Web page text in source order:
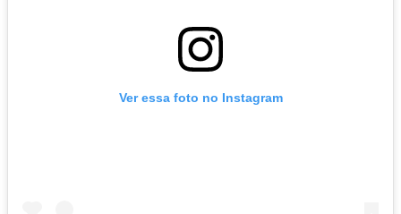
Ver essa foto no Instagram